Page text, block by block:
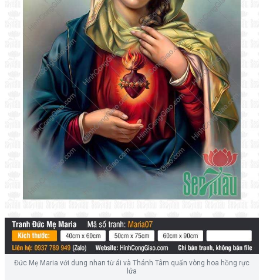
Đức Mẹ Maria với dung nhan từ ái và Thánh Tâm quấn vòng hoa hồng rực
lửa